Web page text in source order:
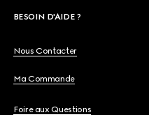
BESOIN D'AIDE ?
Nous Contacter
Ma Commande
Foire aux Questions